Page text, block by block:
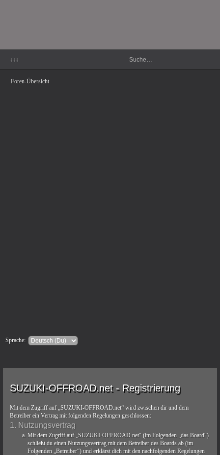
↓↓↓
Foren-Übersicht
Sprache:
SUZUKI-OFFROAD.net - Registrierung
Mit dem Zugriff auf „SUZUKI-OFFROAD.net“ wird zwischen dir und dem
Betreiber ein Vertrag mit folgenden Regelungen geschlossen:
1. Nutzungsvertrag
Mit dem Zugriff auf „SUZUKI-OFFROAD.net“ (im Folgenden „das Board“)
schließt du einen Nutzungsvertrag mit dem Betreiber des Boards ab (im
Folgenden „Betreiber“) und erklärst dich mit den nachfolgenden Regelungen